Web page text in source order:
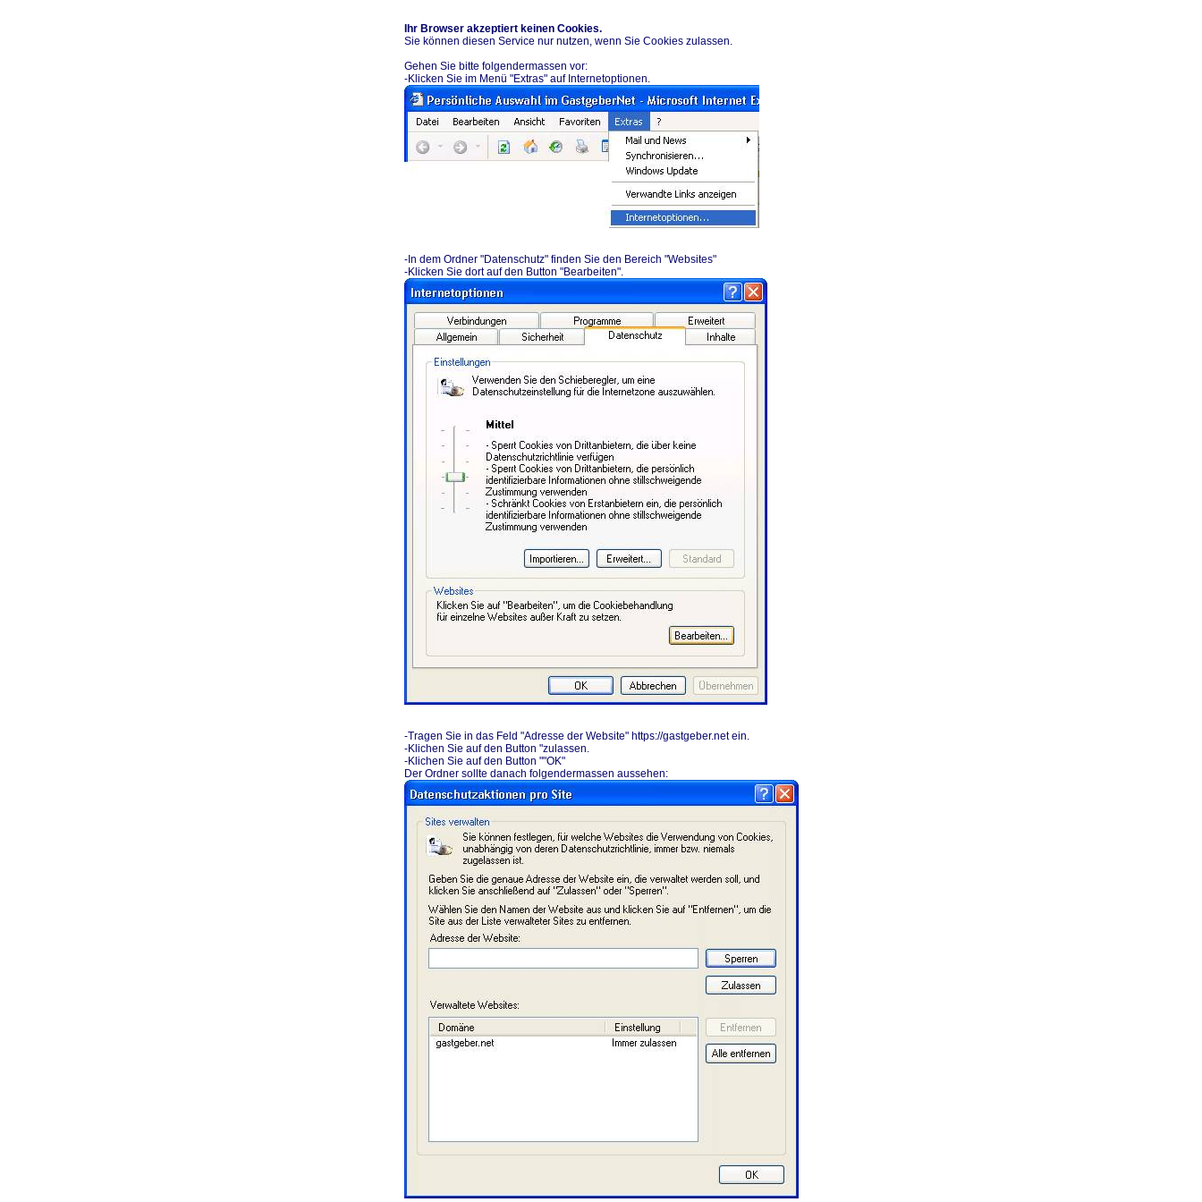
Ihr Browser akzeptiert keinen Cookies.
Sie können diesen Service nur nutzen, wenn Sie Cookies zulassen.
Gehen Sie bitte folgendermassen vor:
-Klicken Sie im Menü "Extras" auf Internetoptionen.
-In dem Ordner "Datenschutz" finden Sie den Bereich "Websites"
-Klicken Sie dort auf den Button "Bearbeiten".
-Tragen Sie in das Feld "Adresse der Website" https://gastgeber.net ein.
-Klichen Sie auf den Button "zulassen.
-Klichen Sie auf den Button ""OK"
Der Ordner sollte danach folgendermassen aussehen: